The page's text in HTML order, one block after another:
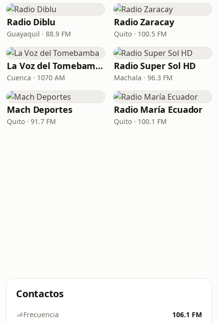
Radio Diblu
Guayaquil · 88.9 FM
Radio Zaracay
Quito · 100.5 FM
La Voz del Tomebamba
Cuenca · 1070 AM
Radio Super Sol HD
Machala · 96.3 FM
Mach Deportes
Quito · 91.7 FM
Radio María Ecuador
Quito · 100.1 FM
Contactos
Frecuencia 106.1 FM